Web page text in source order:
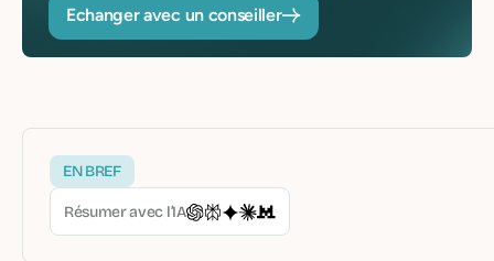
Echanger avec un conseiller
EN BREF
Résumer avec l’IA